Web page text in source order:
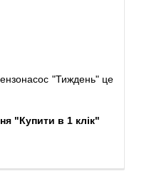
"Тиждень" це
"Купити в 1 клік"